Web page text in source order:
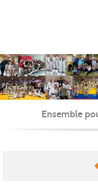
Ensemble
Panneau de gestion